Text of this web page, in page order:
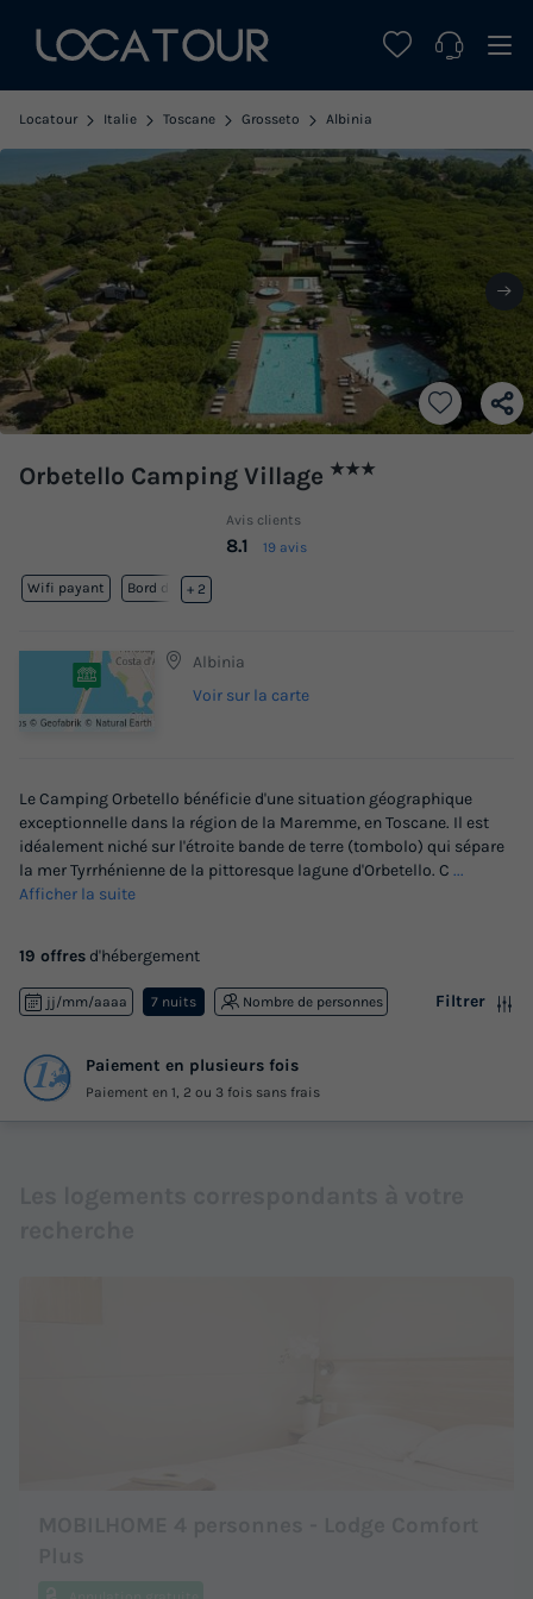
Locatour Italie Toscane Grosseto Albinia
Orbetello Camping Village ★★★
Avis clients
8.1 19 avis
Wifi payant Bord de mer
+ 2
Albinia
Voir sur la carte
Le Camping Orbetello bénéficie d'une situation géographique
exceptionnelle dans la région de la Maremme, en Toscane. Il est
idéalement niché sur l'étroite bande de terre (tombolo) qui sépare
la mer Tyrrhénienne de la pittoresque lagune d'Orbetello. C ...
Afficher la suite
19 offres d'hébergement
jj/mm/aaaa 7 nuits Nombre de personnes Filtrer
Paiement en plusieurs fois
Paiement en 1, 2 ou 3 fois sans frais